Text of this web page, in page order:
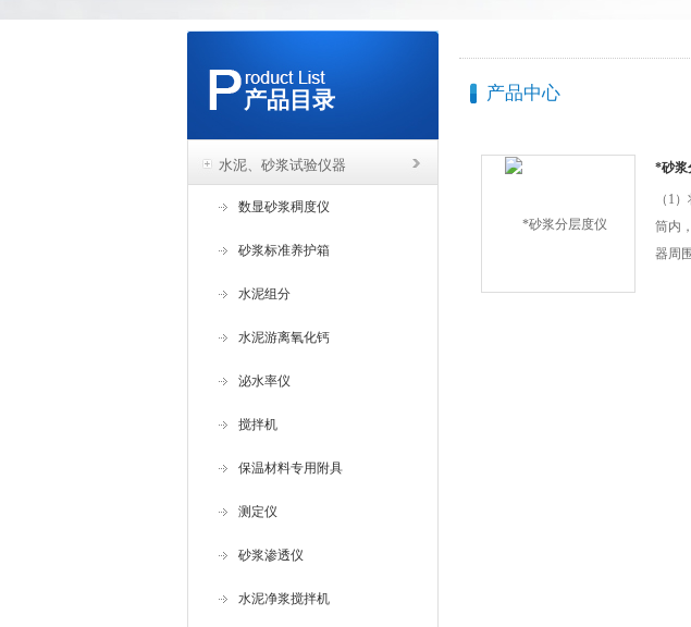
产品目录
水泥、砂浆试验仪器
数显砂浆稠度仪
砂浆标准养护箱
水泥组分
水泥游离氧化钙
泌水率仪
搅拌机
保温材料专用附具
测定仪
砂浆渗透仪
水泥净浆搅拌机
产品中心
*砂浆
（1
筒内
器周
同